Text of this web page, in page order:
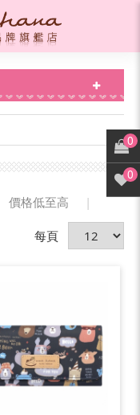
價格低至高
|
每頁
0
0